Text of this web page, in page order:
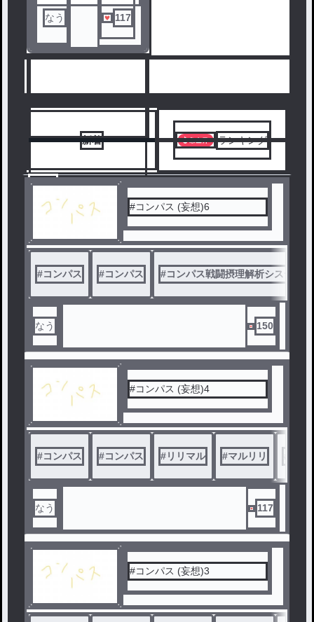
なう 117
3
新着 ランキング
#コンパス (妄想)6
#コンパス #コンパス #コンパス戦闘摂理解析システム
なう 150
#コンパス (妄想)4
#コンパス #コンパス #リリマル #マルリリ
なう 117
#コンパス (妄想)3